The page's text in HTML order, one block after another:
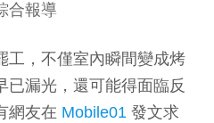
合報導
工，不僅室內瞬間變成烤
已漏光，還可能得面臨反
網友在 Mobile01 發文求